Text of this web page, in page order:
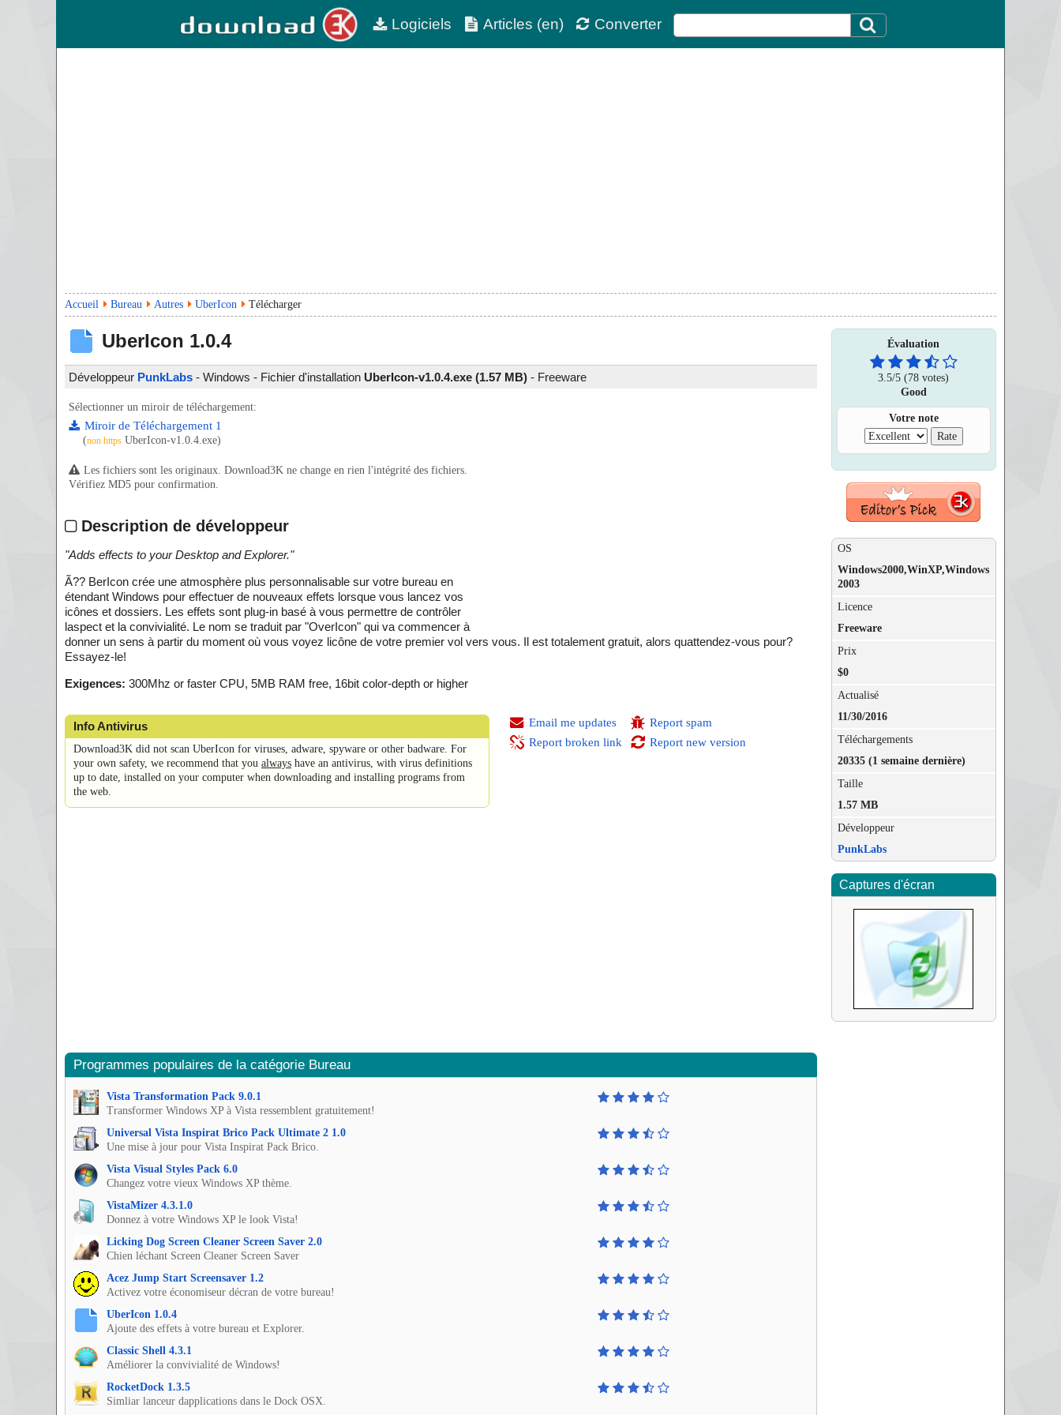
Logiciels Articles (en) Converter
Accueil Bureau Autres UberIcon Télécharger
UberIcon 1.0.4
Développeur PunkLabs - Windows - Fichier d'installation UberIcon-v1.0.4.exe (1.57 MB) - Freeware
Sélectionner un miroir de téléchargement:
Miroir de Téléchargement 1
(non https UberIcon-v1.0.4.exe)
Les fichiers sont les originaux. Download3K ne change en rien l'intégrité des fichiers.
Vérifiez MD5 pour confirmation.
Description de développeur
"Adds effects to your Desktop and Explorer."
Ã?? BerIcon crée une atmosphère plus personnalisable sur votre bureau en
étendant Windows pour effectuer de nouveaux effets lorsque vous lancez vos
icônes et dossiers. Les effets sont plug-in basé à vous permettre de contrôler
laspect et la convivialité. Le nom se traduit par "OverIcon" qui va commencer à
donner un sens à partir du moment où vous voyez licône de votre premier vol vers vous. Il est totalement gratuit, alors quattendez-vous pour?
Essayez-le!
Exigences: 300Mhz or faster CPU, 5MB RAM free, 16bit color-depth or higher
Info Antivirus
Download3K did not scan UberIcon for viruses, adware, spyware or other badware. For
your own safety, we recommend that you always have an antivirus, with virus definitions
up to date, installed on your computer when downloading and installing programs from
the web.
Email me updates
Report broken link
Report spam
Report new version
Programmes populaires de la catégorie Bureau
Vista Transformation Pack 9.0.1
Transformer Windows XP à Vista ressemblent gratuitement!
Universal Vista Inspirat Brico Pack Ultimate 2 1.0
Une mise à jour pour Vista Inspirat Pack Brico.
Vista Visual Styles Pack 6.0
Changez votre vieux Windows XP thème.
VistaMizer 4.3.1.0
Donnez à votre Windows XP le look Vista!
Licking Dog Screen Cleaner Screen Saver 2.0
Chien léchant Screen Cleaner Screen Saver
Acez Jump Start Screensaver 1.2
Activez votre économiseur décran de votre bureau!
UberIcon 1.0.4
Ajoute des effets à votre bureau et Explorer.
Classic Shell 4.3.1
Améliorer la convivialité de Windows!
RocketDock 1.3.5
Simliar lanceur dapplications dans le Dock OSX.
Évaluation
3.5/5 (78 votes)
Good
Votre note
OS
Windows2000,WinXP,Windows
2003
Licence
Freeware
Prix
$0
Actualisé
11/30/2016
Téléchargements
20335 (1 semaine dernière)
Taille
1.57 MB
Développeur
PunkLabs
Captures d'écran